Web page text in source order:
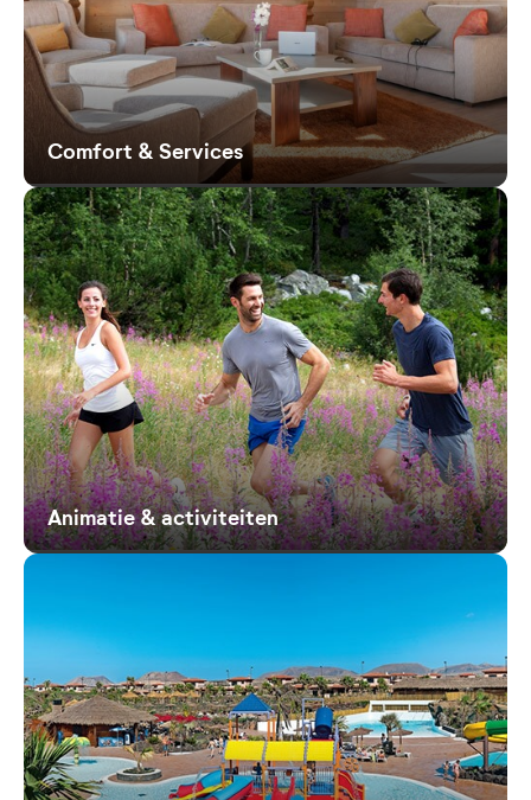
Comfort & Services
Animatie & activiteiten